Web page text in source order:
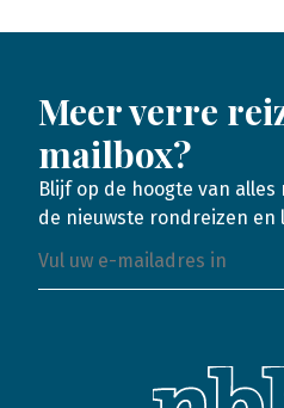
Meer verre
mailbox?
Blijf op de hoogte van
de nieuwste rondreizen en